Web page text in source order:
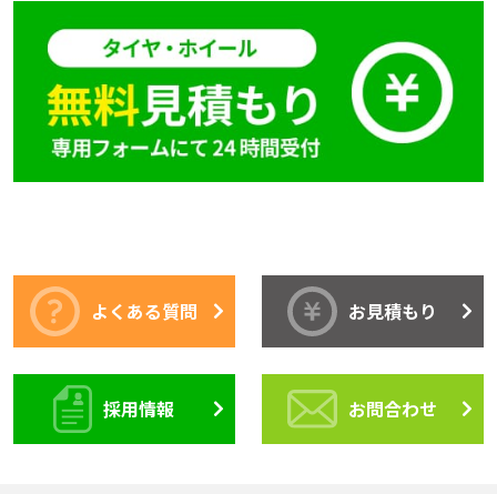
よくある質問 お見積もり
採用情報 お問合わせ